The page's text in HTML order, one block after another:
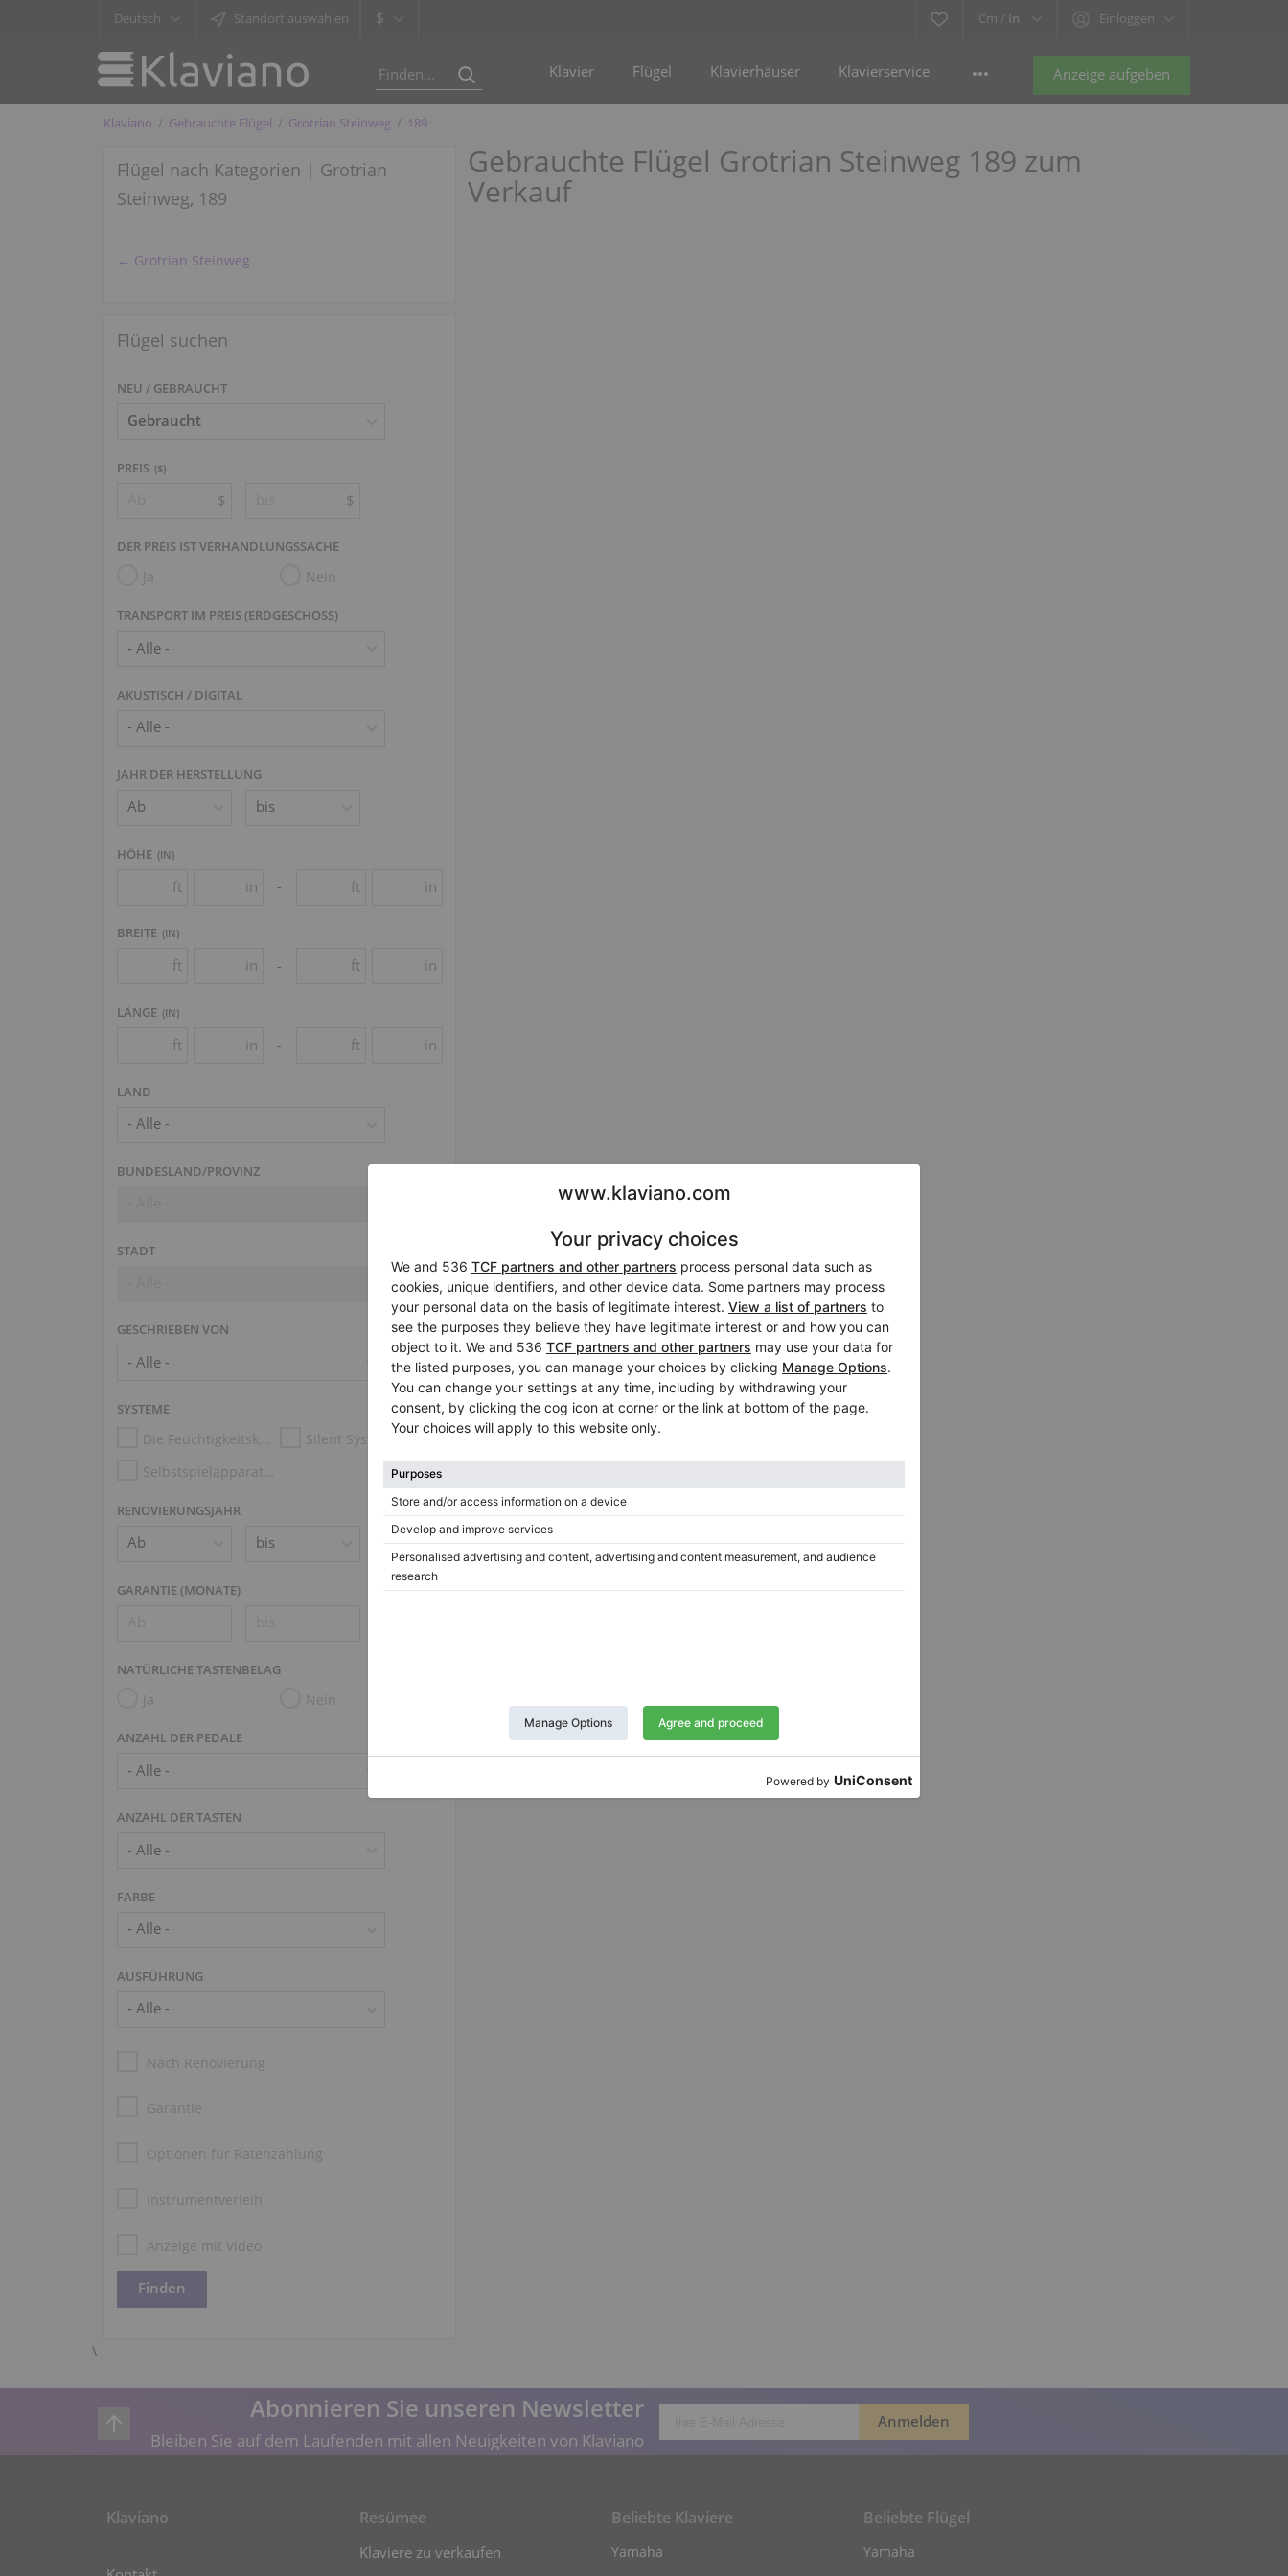
Deutsch Standort auswählen $ Cm / In Einloggen
Anzeige aufgeben
Klavier Flügel Klavierhäuser Klavierservice
Klaviano Gebrauchte Flügel Grotrian Steinweg 189
Flügel nach Kategorien | Grotrian
Steinweg, 189
← Grotrian Steinweg
Flügel suchen
NEU / GEBRAUCHT
PREIS ($)
$ $
DER PREIS IST VERHANDLUNGSSACHE
Ja Nein
TRANSPORT IM PREIS (ERDGESCHOSS)
AKUSTISCH / DIGITAL
JAHR DER HERSTELLUNG
HÖHE (IN)
ft in - ft in
BREITE (IN)
ft in - ft in
LÄNGE (IN)
ft in - ft in
LAND
- Alle -
BUNDESLAND/PROVINZ
STADT
GESCHRIEBEN VON
SYSTEME
Die Feuchtigkeitskontrollsysteme
Silent System
Selbstspielapparatur (z.B. Disklavier, PianoDisc, Spirio)
RENOVIERUNGSJAHR
GARANTIE (MONATE)
NATÜRLICHE TASTENBELAG
Ja Nein
ANZAHL DER PEDALE
ANZAHL DER TASTEN
FARBE
AUSFÜHRUNG
Nach Renovierung
Garantie
Optionen für Ratenzahlung
Instrumentverleih
Anzeige mit Video
\
Gebrauchte Flügel Grotrian Steinweg 189 zum
Verkauf
Abonnieren Sie unseren Newsletter
Bleiben Sie auf dem Laufenden mit allen Neuigkeiten von Klaviano
Klaviano Resümee
Klaviere zu verkaufen
Beliebte Klaviere
Yamaha
Beliebte Flügel
Yamaha